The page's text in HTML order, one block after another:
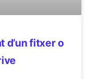
d’un fitxer o